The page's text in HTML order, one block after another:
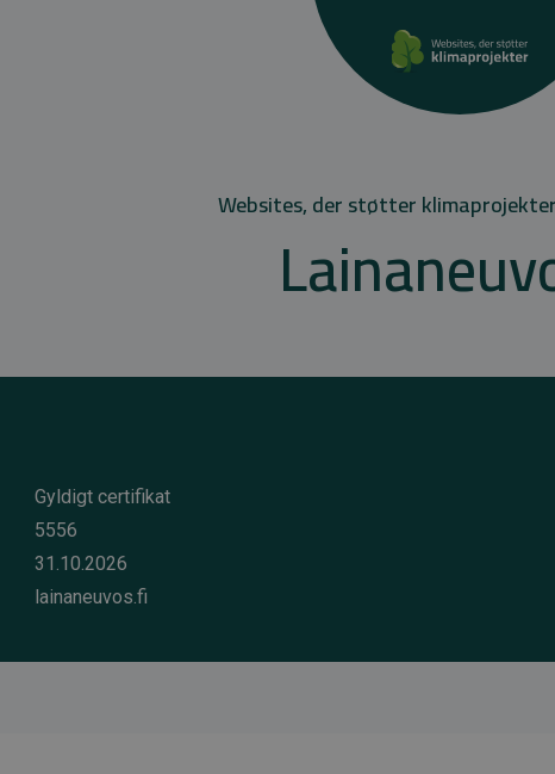
Websites, der støtter
Gyldigt certifikat
5556
31.10.2026
lainaneuvos.fi